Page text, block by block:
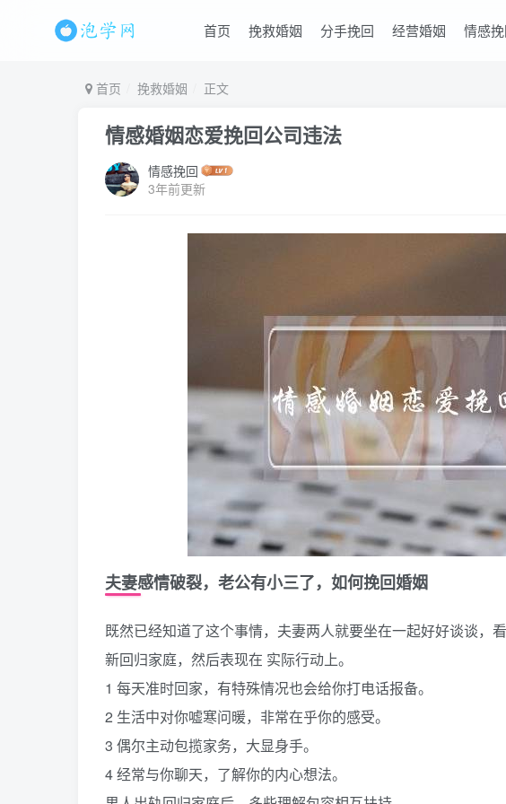
首页 挽救婚姻 分手挽回 经营婚姻 情感
首页 挽救婚姻 正文
情感婚姻恋爱挽回公司违法
情感挽回
3年前更新
夫妻感情破裂，老公有小三了，如何挽回婚姻
既然已经知道了这个事情，夫妻两人就要坐在一起好好谈谈，
新回归家庭，然后表现在 实际行动上。
1 每天准时回家，有特殊情况也会给你打电话报备。
2 生活中对你嘘寒问暖，非常在乎你的感受。
3 偶尔主动包揽家务，大显身手。
4 经常与你聊天，了解你的内心想法。